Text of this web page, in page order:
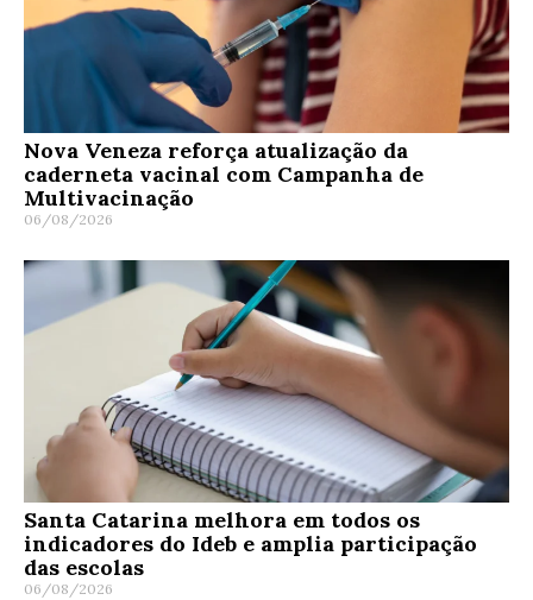
Nova Veneza reforça atualização da
caderneta vacinal com Campanha de
Multivacinação
06/08/2026
Santa Catarina melhora em todos os
indicadores do Ideb e amplia participação
das escolas
06/08/2026